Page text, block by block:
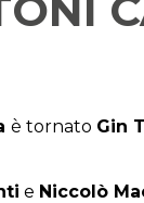
è tornato Gin
e Niccolò